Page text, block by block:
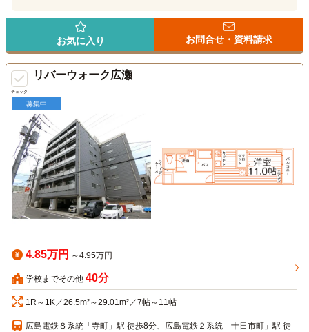
お気に入り お問合せ・資料請求
チェック
リバーウォーク広瀬
募集中
4.85万円 ～4.95万円
学校までその他 40分
1R～1K／26.5m²～29.01m²／7帖～11帖
広島電鉄８系統「寺町」駅 徒歩8分、広島電鉄２系統「十日市町」駅 徒